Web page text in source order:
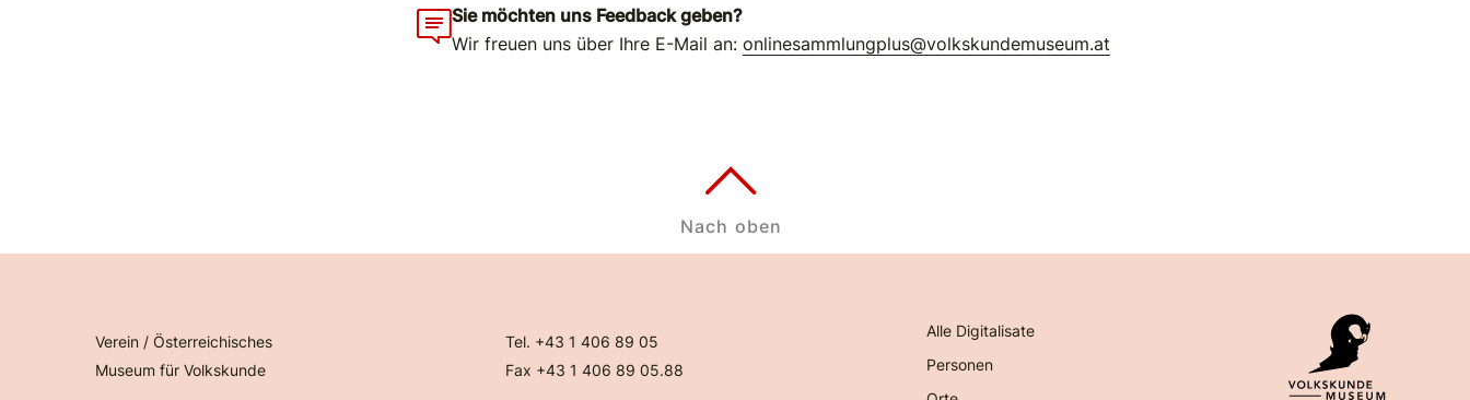
Sie möchten uns Feedback geben?
Wir freuen uns über Ihre E-Mail an:onlinesammlungplus@volkskundemuseum.at
Verein / Österreichisches
Museum für Volkskunde
Tel. +43 1 406 89 05
Fax +43 1 406 89 05.88
Alle Digitalisate
Personen
Nach oben